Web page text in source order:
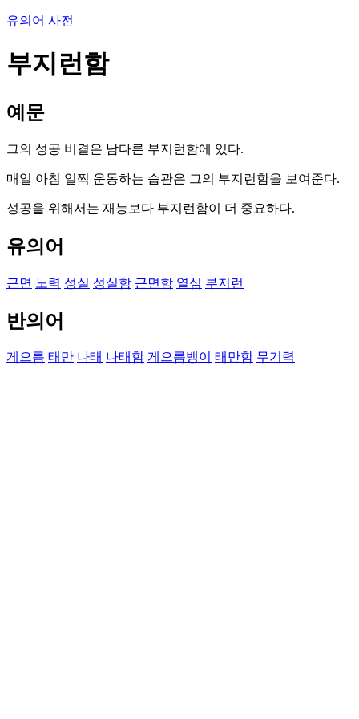
유의어 사전
부지런함
예문
그의 성공 비결은 남다른 부지런함에 있다.
매일 아침 일찍 운동하는 습관은 그의 부지런함을 보여준다.
성공을 위해서는 재능보다 부지런함이 더 중요하다.
유의어
근면 노력 성실 성실함 근면함 열심 부지런
반의어
게으름 태만 나태 나태함 게으름뱅이 태만함 무기력